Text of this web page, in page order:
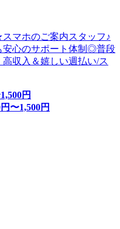
マホのご案内スタッフ♪
安心のサポート体制◎普段
収入＆嬉しい週払い/ス
1,500円
円〜1,500円